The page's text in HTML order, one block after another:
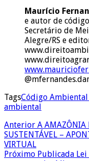
Maurício
e autor de
Secretário de
Alegre/RS e
TagsCódigo Ambiental
ambiental
Anterior A AMAZÔNIA
SUSTENTÁVEL –
VIRTUAL
Próximo Publicada